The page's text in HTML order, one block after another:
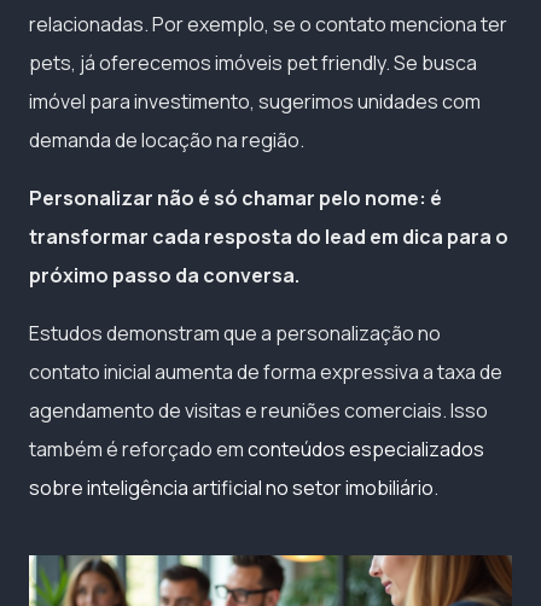
relacionadas. Por exemplo, se o contato menciona ter
pets, já oferecemos imóveis pet friendly. Se busca
imóvel para investimento, sugerimos unidades com
demanda de locação na região.
Personalizar não é só chamar pelo nome: é
transformar cada resposta do lead em dica para o
próximo passo da conversa.
Estudos demonstram que a personalização no
contato inicial aumenta de forma expressiva a taxa de
agendamento de visitas e reuniões comerciais. Isso
também é reforçado emconteúdos especializados
sobre inteligência artificial no setor imobiliário.